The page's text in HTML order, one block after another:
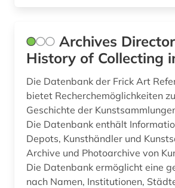
botanische nomenklatur (1)
bremen (1)
briefsammlung (2)
broadway (1)
buchhandel (4)
börse (2)
bürgerrechtsbewegung (2)
carl philipp emanuel (1)
Archives
History of Collecting
Die Datenbank der Frick Art
bietet Recherchemöglichkeiten
Geschichte der
Die Datenbank enthält
Depots, Kunsthändler und
Archive und Photoarchive von
Die Datenbank ermöglicht eine
nach Namen, Institutionen,